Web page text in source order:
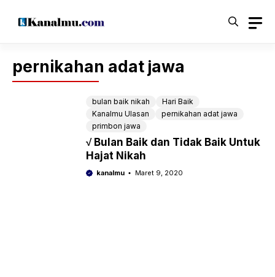
pernikahan adat jawa
bulan baik nikah
Hari Baik
Kanalmu Ulasan
pernikahan adat jawa
primbon jawa
√ Bulan Baik dan Tidak Baik Untuk
Hajat Nikah
kanalmu Maret 9, 2020